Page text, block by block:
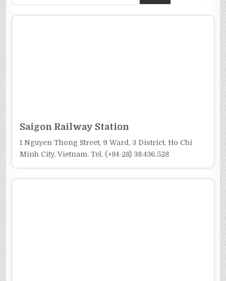
Saigon Railway Station
1 Nguyen Thong Street, 9 Ward, 3 District, Ho Chi
Minh City, Vietnam. Tel. (+84-28) 38.436.528